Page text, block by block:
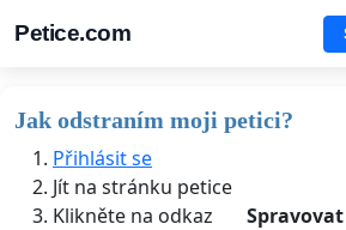
Petice.com
Jak odstraním moji petici?
Přihlásit se
Jít na stránku petice
Klikněte na odkaz